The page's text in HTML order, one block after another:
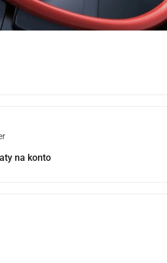
na konto